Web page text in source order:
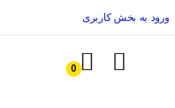
ورود به بخش کاربری
0